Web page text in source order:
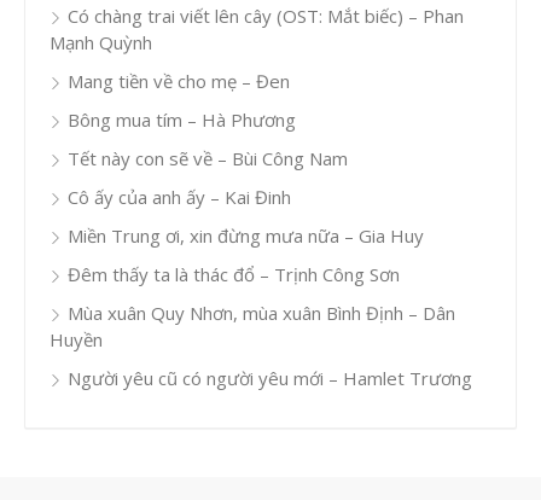
Có chàng trai viết lên cây (OST: Mắt biếc) – Phan
Mạnh Quỳnh
Mang tiền về cho mẹ – Đen
Bông mua tím – Hà Phương
Tết này con sẽ về – Bùi Công Nam
Cô ấy của anh ấy – Kai Đinh
Miền Trung ơi, xin đừng mưa nữa – Gia Huy
Đêm thấy ta là thác đổ – Trịnh Công Sơn
Mùa xuân Quy Nhơn, mùa xuân Bình Định – Dân
Huyền
Người yêu cũ có người yêu mới – Hamlet Trương